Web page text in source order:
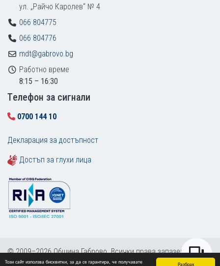
Разбрах
Този сайт използва бисквитки, за да се гарантира, че получавате
ул. „Райчо Каролев“ № 4
066 804775
066 804776
mdt@gabrovo.bg
Работно време
8:15 – 16:30
Tелефон за сигнали
0700 144 10
Декларация за достъпност
Достъп за глухи лица
© 2009–2026 Община Габрово. Всички права запазени.
Карта на сайта